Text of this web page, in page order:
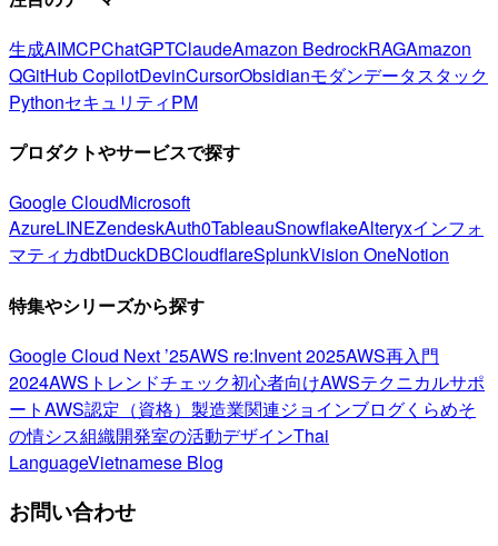
生成AIMCPChatGPTClaudeAmazon BedrockRAGAmazon
QGitHub CopilotDevinCursorObsidianモダンデータスタック
PythonセキュリティPM
プロダクトやサービスで探す
Google CloudMicrosoft
AzureLINEZendeskAuth0TableauSnowflakeAlteryxインフォ
マティカdbtDuckDBCloudflareSplunkVision OneNotion
特集やシリーズから探す
Google Cloud Next ’25AWS re:Invent 2025AWS再入門
2024AWSトレンドチェック初心者向けAWSテクニカルサポ
ートAWS認定（資格） 製造業関連ジョインブログくらめそ
の情シス組織開発室の活動デザインThai
LanguageVietnamese Blog
お問い合わせ